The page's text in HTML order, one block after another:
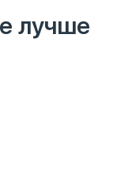
лучше